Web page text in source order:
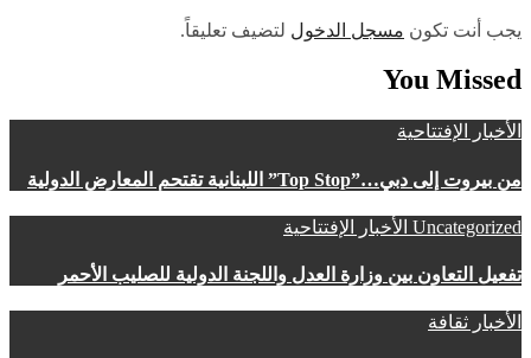
يجب أنت تكون مسجل الدخول لتضيف تعليقاً.
You Missed
الأخبار الإفتتاحية
من بيروت إلى دبي…”Top Stop” اللبنانية تقتحم المعارض الدولية
Uncategorized الأخبار الإفتتاحية
تفعيل التعاون بين وزارة العدل واللجنة الدولية للصليب الأحمر
الأخبار ثقافة